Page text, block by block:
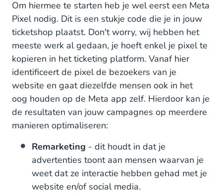
Om hiermee te starten heb je wel eerst een Meta
Pixel nodig. Dit is een stukje code die je in jouw
ticketshop plaatst. Don't worry, wij hebben het
meeste werk al gedaan, je hoeft enkel je pixel te
kopieren in het ticketing platform. Vanaf hier
identificeert de pixel de bezoekers van je
website en gaat diezelfde mensen ook in het
oog houden op de Meta app zelf. Hierdoor kan je
de resultaten van jouw campagnes op meerdere
manieren optimaliseren:
Remarketing - dit houdt in dat je
advertenties toont aan mensen waarvan je
weet dat ze interactie hebben gehad met je
website en/of social media.